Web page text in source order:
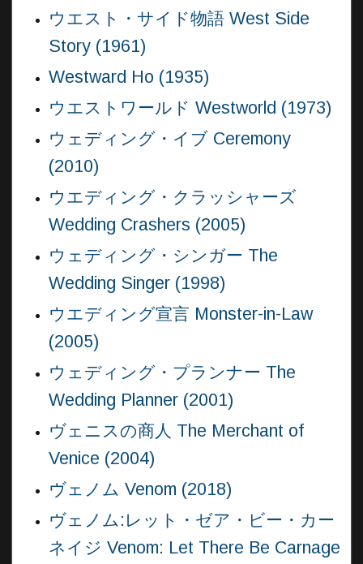
ウエスト・サイド物語 West Side
Story (1961)
Westward Ho (1935)
ウエストワールド Westworld (1973)
ウェディング・イブ Ceremony
(2010)
ウエディング・クラッシャーズ
Wedding Crashers (2005)
ウェディング・シンガー The
Wedding Singer (1998)
ウエディング宣言 Monster-in-Law
(2005)
ウェディング・プランナー The
Wedding Planner (2001)
ヴェニスの商人 The Merchant of
Venice (2004)
ヴェノム Venom (2018)
ヴェノム:レット・ゼア・ビー・カー
ネイジ Venom: Let There Be Carnage